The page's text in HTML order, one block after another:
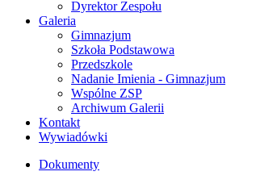
Dyrektor Zespołu
Galeria
Gimnazjum
Szkoła Podstawowa
Przedszkole
Nadanie Imienia - Gimnazjum
Wspólne ZSP
Archiwum Galerii
Kontakt
Wywiadówki
Dokumenty